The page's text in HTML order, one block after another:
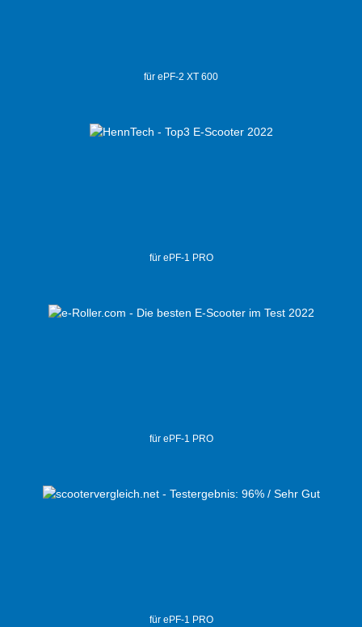
für ePF-2 XT 600
für ePF-1 PRO
für ePF-1 PRO
für ePF-1 PRO